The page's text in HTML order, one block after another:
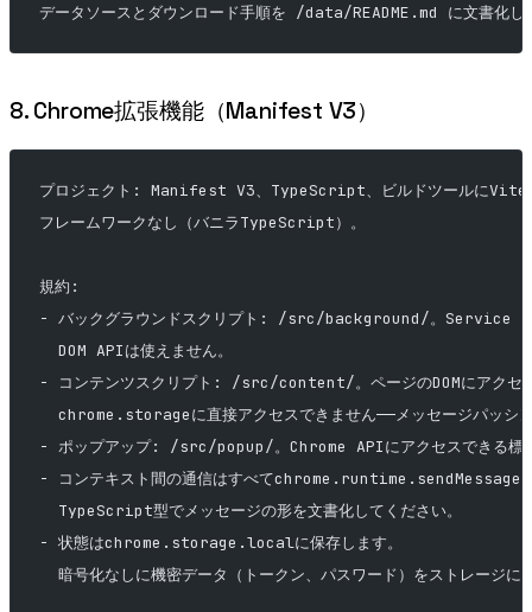
データソースとダウンロード手順を /data/README.md に文書化し
8. Chrome拡張機能（Manifest V3）
プロジェクト: Manifest V3、TypeScript、ビルドツールにVite
フレームワークなし（バニラTypeScript）。
規約:
- バックグラウンドスクリプト: /src/background/。Service
  DOM APIは使えません。
- コンテンツスクリプト: /src/content/。ページのDOMにアクセ
chrome.storageに直接アクセスできません——メッセージパッシ
- ポップアップ: /src/popup/。Chrome APIにアクセスできる標準
- コンテキスト間の通信はすべて
  TypeScript型でメッセージの形を文書化してください。
- 状態はchrome.storage.localに保存します。
暗号化なしに機密データ（トークン、パスワード）をストレージに